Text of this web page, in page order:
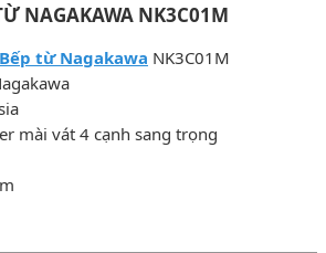
NAGAKAWA NK3C01M
Bếp từ Nagakawa NK3C01M
mài vát 4 cạnh sang trọng